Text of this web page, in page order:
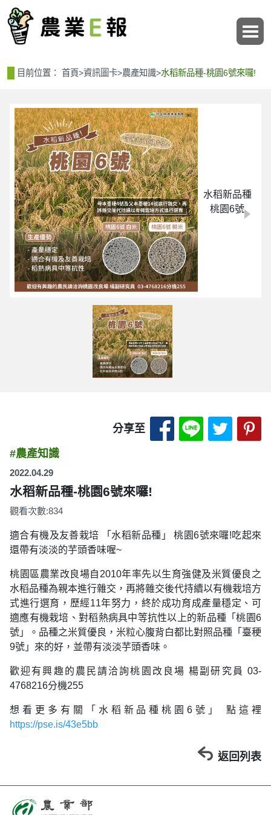
目前位置： 首頁>資訊圖卡>農產知識>水稻新品種-桃園6號來囉!
水稻新品種
桃園6號
分享至 分享至 Facebook-
分享至分享
#農產知識
2022.04.29
水稻新品種-桃園6號來囉!
觀看次數:834
適合有機及友善栽培 「水稻新品種」 桃園6號來囉!吃起來
還帶有淡淡的芋頭香味喔~
桃園區農業改良場自2010年率先以生育強健及米質優良之
水稻品種為親本進行雜交，再將雜交後代持續以有機栽培方
式進行選育，歷經11年努力，終於成功育成產量穩定、可
適應有機栽培、對稻熱病具中等抗性以上的新品種「桃園6
號」。品種之米質優良，米粒心腹背白都比對照品種「臺稉
9號」來的好，並帶有淡淡芋頭香味。
歡迎有興趣的農民請洽詢桃園改良場 楊副研究員 03-
4768216分機255
想看更多有關「水稻新品種桃園6號」 點這裡
https://pse.is/43e5bb
返回列表